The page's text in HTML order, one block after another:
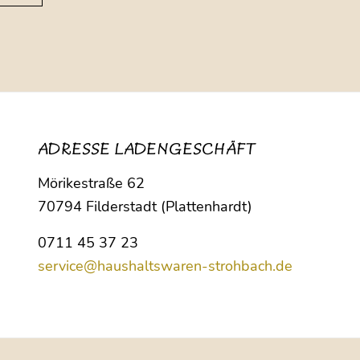
ADRESSE LADENGESCHÄFT
Mörikestraße 62
70794 Filderstadt (Plattenhardt)
0711 45 37 23
service@haushaltswaren-strohbach.de